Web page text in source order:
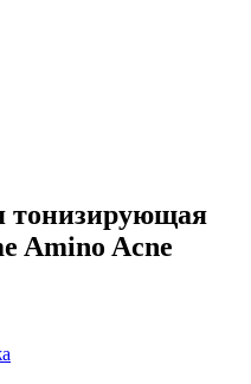
тонизирующая
Amino Acne